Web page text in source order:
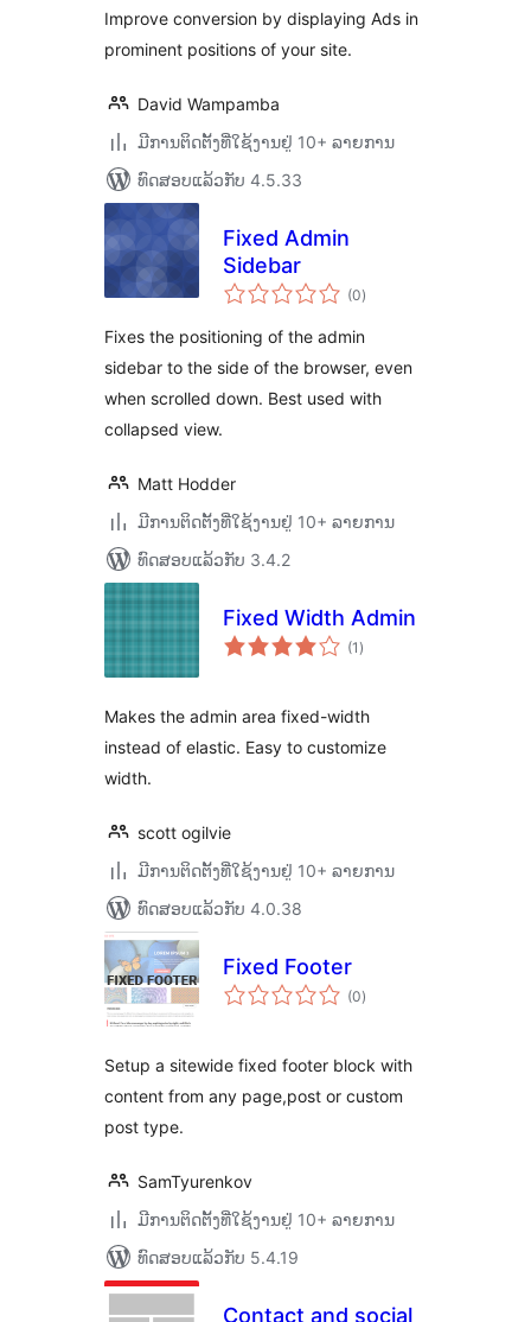
Improve conversion by displaying Ads in
prominent positions of your site.
David Wampamba
ມີການຕິດຕັ້ງທີ່ໃຊ້ງານຢູ່ 10+ ລາຍການ
ທົດສອບແລ້ວກັບ 4.5.33
Fixed Admin
Sidebar
(0ຄະແນນ
ທັງໝົດ
)
Fixes the positioning of the admin
sidebar to the side of the browser, even
when scrolled down. Best used with
collapsed view.
Matt Hodder
ມີການຕິດຕັ້ງທີ່ໃຊ້ງານຢູ່ 10+ ລາຍການ
ທົດສອບແລ້ວກັບ 3.4.2
Fixed Width Admin
(1 ຄະແນນ
ທັງໝົດ
)
Makes the admin area fixed-width
instead of elastic. Easy to customize
width.
scott ogilvie
ມີການຕິດຕັ້ງທີ່ໃຊ້ງານຢູ່ 10+ ລາຍການ
ທົດສອບແລ້ວກັບ 4.0.38
Fixed Footer
(0ຄະແນນ
ທັງໝົດ
)
Setup a sitewide fixed footer block with
content from any page,post or custom
post type.
SamTyurenkov
ມີການຕິດຕັ້ງທີ່ໃຊ້ງານຢູ່ 10+ ລາຍການ
ທົດສອບແລ້ວກັບ 5.4.19
Contact and social